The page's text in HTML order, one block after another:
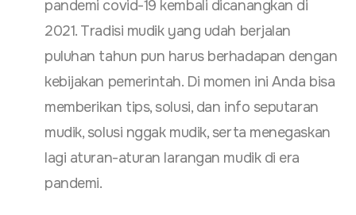
pandemi covid-19 kembali dicanangkan di
2021. Tradisi mudik yang udah berjalan
puluhan tahun pun harus berhadapan dengan
kebijakan pemerintah. Di momen ini Anda bisa
memberikan tips, solusi, dan info seputaran
mudik, solusi nggak mudik, serta menegaskan
lagi aturan-aturan larangan mudik di era
pandemi.